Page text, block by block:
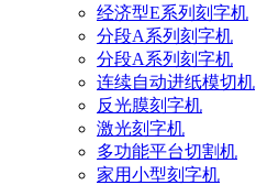
经济型E系列刻字机
分段A系列刻字机
分段A系列刻字机
连续自动进纸模切机
反光膜刻字机
激光刻字机
多功能平台切割机
家用小型刻字机